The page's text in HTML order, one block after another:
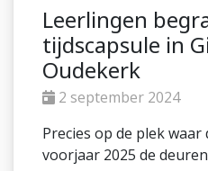
Leerlingen
tijdscapsule in
Oudekerk
2 september 2024
Precies op de plek
voorjaar 2025 de